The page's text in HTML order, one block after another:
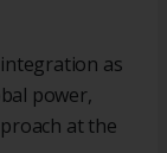
as
power,
at the